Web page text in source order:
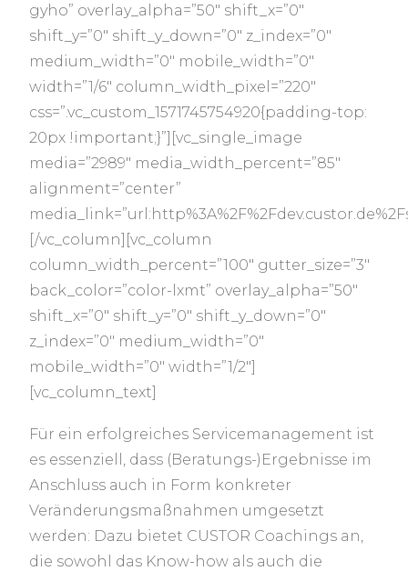
gyho” overlay_alpha=”50″ shift_x=”0″
shift_y=”0″ shift_y_down=”0″ z_index=”0″
medium_width=”0″ mobile_width=”0″
width=”1/6″ column_width_pixel=”220″
css=”.vc_custom_1571745754920{padding-top:
20px !important;}”][vc_single_image
media=”2989″ media_width_percent=”85″
alignment=”center”
[/vc_column][vc_column
column_width_percent=”100″ gutter_size=”3″
back_color=”color-lxmt” overlay_alpha=”50″
shift_x=”0″ shift_y=”0″ shift_y_down=”0″
z_index=”0″ medium_width=”0″
mobile_width=”0″ width=”1/2″]
[vc_column_text]
Für ein erfolgreiches Servicemanagement ist
es essenziell, dass (Beratungs-)Ergebnisse im
Anschluss auch in Form konkreter
Veränderungsmaßnahmen umgesetzt
werden: Dazu bietet CUSTOR Coachings an,
die sowohl das Know-how als auch die